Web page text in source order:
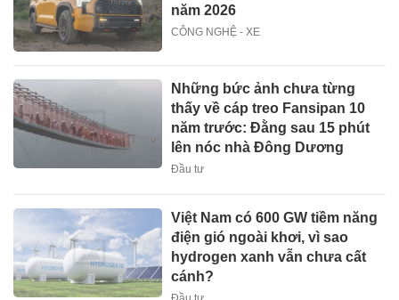
năm 2026
CÔNG NGHỆ - XE
Những bức ảnh chưa từng
thấy về cáp treo Fansipan 10
năm trước: Đằng sau 15 phút
lên nóc nhà Đông Dương
Đầu tư
Việt Nam có 600 GW tiềm năng
điện gió ngoài khơi, vì sao
hydrogen xanh vẫn chưa cất
cánh?